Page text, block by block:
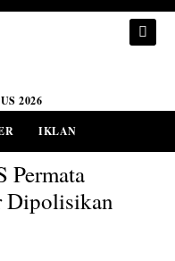
2026
IKLAN
Permata
Dipolisikan